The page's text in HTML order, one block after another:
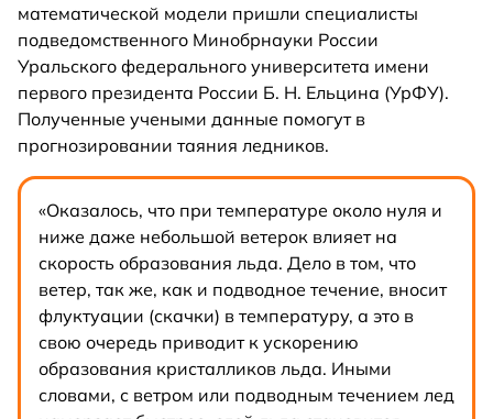
математической модели пришли специалисты
подведомственного Минобрнауки России
Уральского федерального университета имени
первого президента России Б. Н. Ельцина (УрФУ).
Полученные учеными данные помогут в
прогнозировании таяния ледников.
«Оказалось, что при температуре около нуля и
ниже даже небольшой ветерок влияет на
скорость образования льда. Дело в том, что
ветер, так же, как и подводное течение, вносит
флуктуации (скачки) в температуру, а это в
свою очередь приводит к ускорению
образования кристалликов льда. Иными
словами, с ветром или подводным течением лед